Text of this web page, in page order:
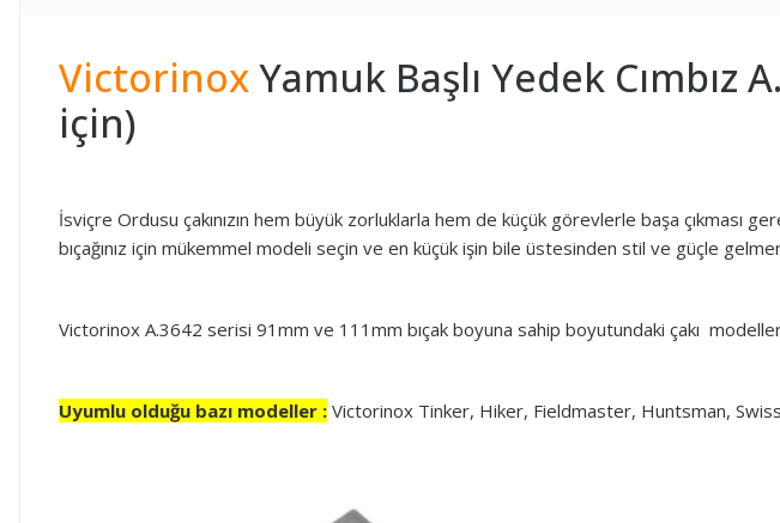
VictorinoxYamuk Başlı Yedek Cımbız
için)
İsviçre Ordusu çakınızın hem büyük zorluklarla hem de küçük görevlerle başa çıkması
bıçağınız için mükemmel modeli seçin ve en küçük işin bile üstesinden stil ve güçle
Victorinox A.3642 serisi 91mm ve 111mm bıçak boyuna sahip boyutundaki çakı modelleri
Uyumlu olduğu bazı modeller : Victorinox Tinker, Hiker, Fieldmaster, Huntsman,